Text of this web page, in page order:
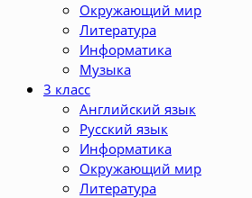
Окружающий мир
Литература
Информатика
Музыка
3 класс
Английский язык
Русский язык
Информатика
Окружающий мир
Литература